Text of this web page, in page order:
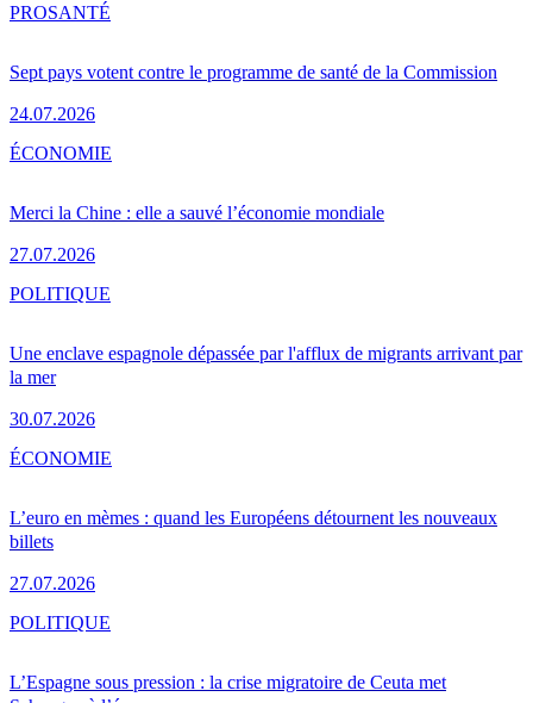
Sept pays votent contre le programme de santé de la Commission
24.07.2026
PROSANTÉ
Merci la Chine : elle a sauvé l’économie mondiale
27.07.2026
ÉCONOMIE
Une enclave espagnole dépassée par l'afflux de migrants arrivant par
la mer
30.07.2026
POLITIQUE
L’euro en mèmes : quand les Européens détournent les nouveaux
billets
27.07.2026
ÉCONOMIE
L’Espagne sous pression : la crise migratoire de Ceuta met
POLITIQUE